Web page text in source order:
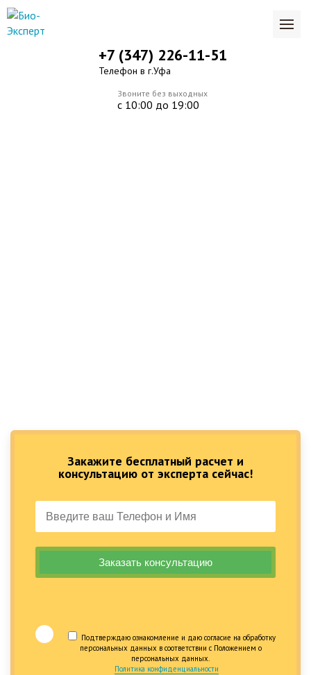
Закажите бесплатный расчет и
консультацию от эксперта сейчас!
Подтверждаю ознакомление и даю согласие на обработку
персональных данных в соответствии с Положением о
персональных данных.
Политика конфиденциальности
Звоните без выходных
с 10:00 до 19:00
+7 (347) 226-11-51
Телефон в г.Уфа